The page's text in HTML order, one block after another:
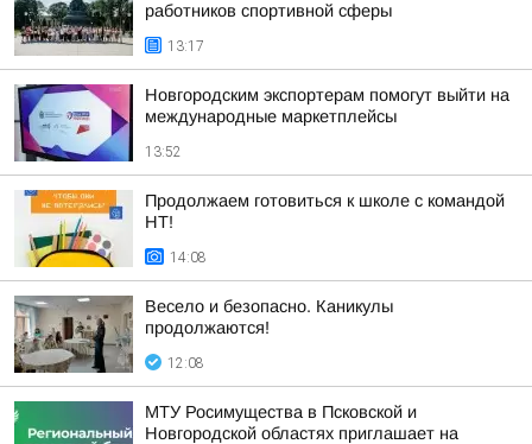
работников спортивной сферы
13:17
Новгородским экспортерам помогут выйти на
международные маркетплейсы
13:52
Продолжаем готовиться к школе с командой
НТ!
14:08
Весело и безопасно. Каникулы
продолжаются!
12:08
МТУ Росимущества в Псковской и
Новгородской областях приглашает на